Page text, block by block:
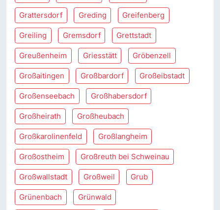
Grattersdorf Greding Greifenberg
Greiling Gremsdorf Grettstadt
Greußenheim Griesstätt Gröbenzell
Großaitingen Großbardorf Großeibstadt
Großenseebach Großhabersdorf
Großheirath Großheubach
Großkarolinenfeld Großlangheim
Großostheim Großreuth bei Schweinau
Großwallstadt Großweil Grub
Grünenbach Grünwald